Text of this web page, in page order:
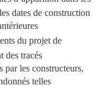
dates de construction
du projet de
des tracés
par les constructeurs,
telles